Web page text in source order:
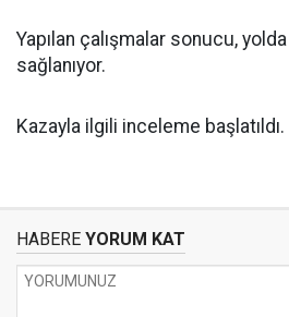
Yapılan çalışmalar sonucu,
sağlanıyor.
Kazayla ilgili inceleme başlatıldı.
HABERE YORUM KAT